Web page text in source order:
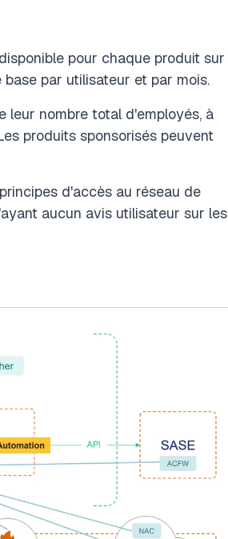
pour chaque produit sur
par utilisateur et par mois.
leur nombre total d'employés, à
produits sponsorisés peuvent
d'accès au réseau de
aucun avis utilisateur sur les